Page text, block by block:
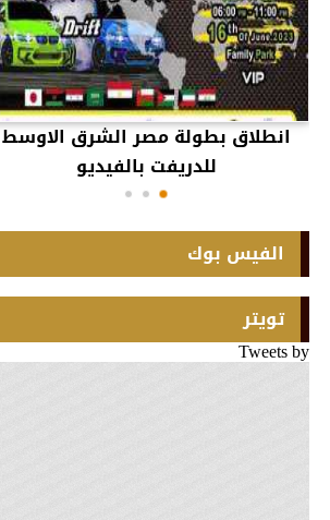
انطلاق بطولة مصر الشرق الاوسط
للدريفت بالفيديو
الفيس بوك
تويتر
Tweets by